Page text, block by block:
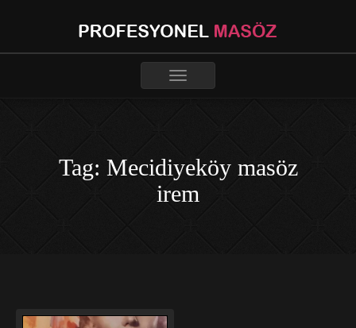
Toggle
Tag: Mecidiyeköy masöz
irem